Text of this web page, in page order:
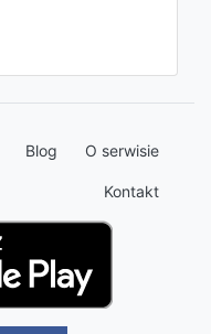
Blog O serwisie
Kontakt